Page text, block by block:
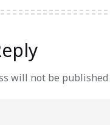
will not be published.